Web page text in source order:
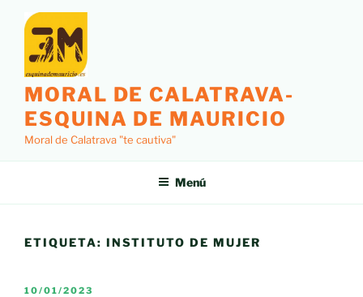
contenido
MORAL DE CALATRAVA-
ESQUINA DE MAURICIO
Moral de Calatrava "te cautiva"
Menú
ETIQUETA: INSTITUTO DE MUJER
PUBLICADO
10/01/2023